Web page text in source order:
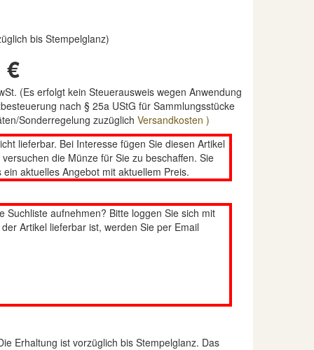
bis Stempelglanz)
€
(Es erfolgt kein Steuerausweis wegen Anwendung
nach § 25a UStG für Sammlungsstücke
Sonderregelung zuzüglich Versandkosten )
lieferbar. Bei Interesse fügen Sie diesen Artikel
die Münze für Sie zu beschaffen. Sie
aktuelles Angebot mit aktuellem Preis.
Suchliste aufnehmen? Bitte loggen Sie sich mit
Artikel lieferbar ist, werden Sie per Email
Erhaltung ist vorzüglich bis Stempelglanz. Das